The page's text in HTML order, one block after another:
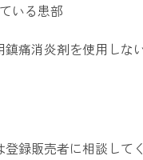
いる患部
痛消炎剤を使用しな
録販売者に相談して